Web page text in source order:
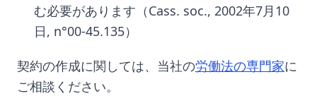
む必要があります（Cass. soc., 2002年7月10
日, n°00-45.135）
契約の作成に関しては、当社の労働法の専門家に
ご相談ください。